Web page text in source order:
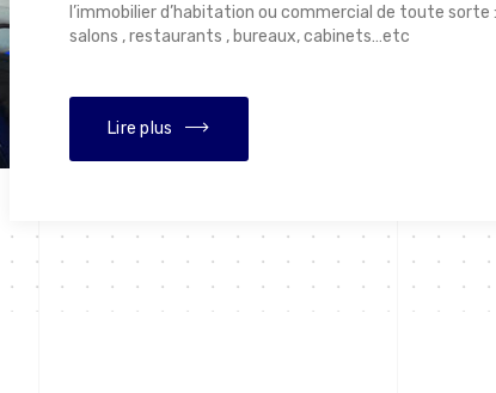
l’immobilier d’habitation ou commercial de toute
salons , restaurants , bureaux, cabinets…etc
Lire plus